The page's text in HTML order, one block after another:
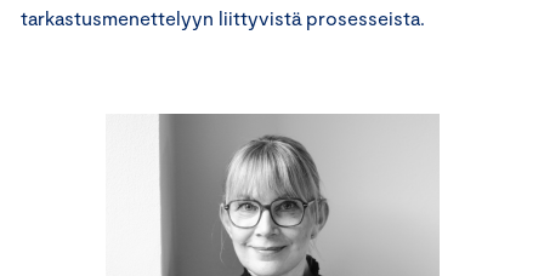
tarkastusmenettelyyn liittyvistä prosesseista.